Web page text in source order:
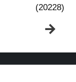
(20228)